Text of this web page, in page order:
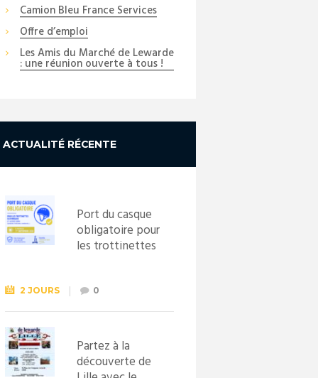
Camion Bleu France Services
Offre d’emploi
Les Amis du Marché de Lewarde
: une réunion ouverte à tous !
ACTUALITÉ RÉCENTE
Port du casque
obligatoire pour
les trottinettes
septembre
2026
2 JOURS 0
Partez à la
découverte de